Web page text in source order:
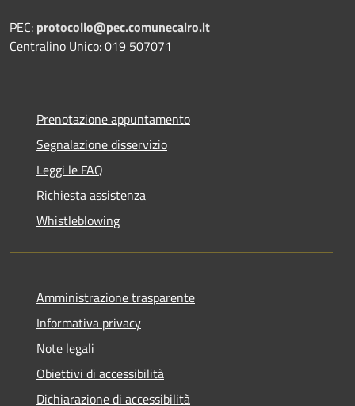
PEC: protocollo@pec.comunecairo.it
Centralino Unico: 019 507071
Prenotazione appuntamento
Segnalazione disservizio
Leggi le FAQ
Richiesta assistenza
Whistleblowing
Amministrazione trasparente
Informativa privacy
Note legali
Obiettivi di accessibilità
Dichiarazione di accessibilità